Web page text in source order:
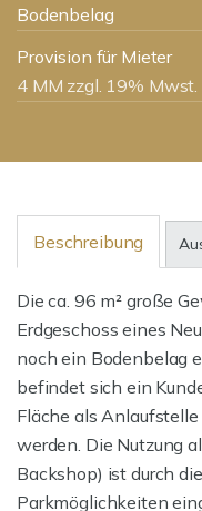
Bodenbelag
Provision für Mieter
4 MM zzgl. 19% Mwst.
Beschreibung
Die ca. 96 m² große
Erdgeschoss eines
noch ein Bodenbelag
befindet sich ein
Fläche als
werden. Die Nutzung
Backshop) ist durch
Parkmöglichkeiten